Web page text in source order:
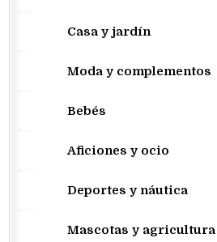
Casa y jardín
Moda y complementos
Bebés
Aficiones y ocio
Deportes y náutica
Mascotas y agricultura